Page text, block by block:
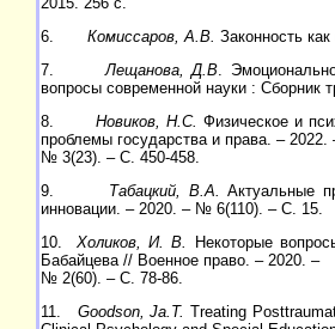
6. Комиссаров, А.В. Законность
7.Лещанова, Д.В.
вопросы современной науки : Сборник
8.Новиков, Н.С. Физическое и
проблемы государства и права. – 2022.
№ 3(23). – С. 450-458.
9. Табацкий, В.А. Актуальные
инновации. – 2020. – № 6(110). – С. 15.
10. Холиков, И. В.
Некоторые
Бабайцева // Военное право. – 2020. –
№ 2(60). – С. 78-86.
11. Goodson, Ja.T. Treating